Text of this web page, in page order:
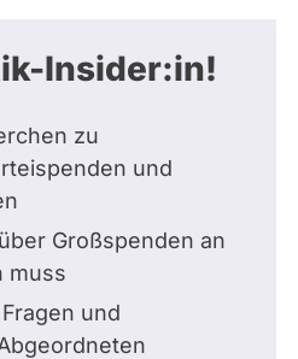
Insider:in!
zu
und
Großspenden an
muss
und